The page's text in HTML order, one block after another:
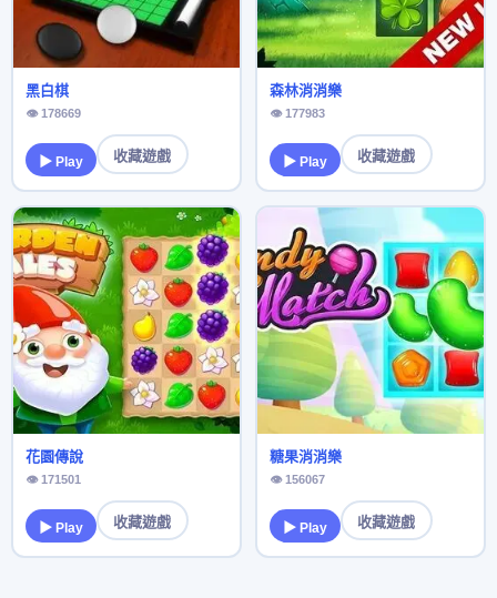
黑白棋
👁 178669
▶ Play 收藏遊戲
森林消消樂
👁 177983
▶ Play 收藏遊戲
花園傳說
👁 171501
▶ Play 收藏遊戲
糖果消消樂
👁 156067
▶ Play 收藏遊戲